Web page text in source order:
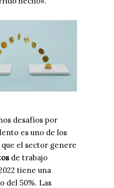
desafíos por
es uno de los
que el sector genere
de trabajo
tiene una
del 50%. Las